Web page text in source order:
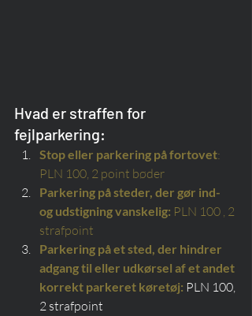
Hvad er straffen for
fejlparkering:
Stop eller parkering på fortovet:
PLN 100, 2 point bøder
Parkering på steder, der gør ind-
og udstigning vanskelig: PLN 100 , 2
strafpoint
Parkering på et sted, der hindrer
adgang til eller udkørsel af et andet
korrekt parkeret køretøj: PLN 100,
2 strafpoint